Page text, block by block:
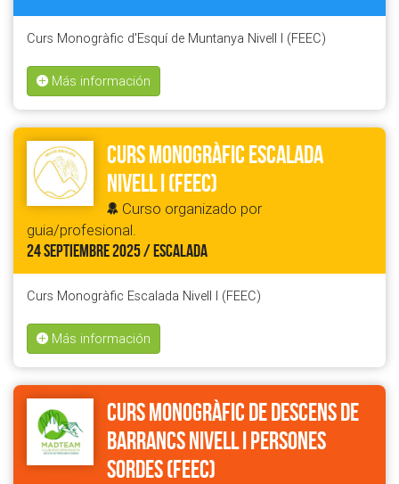
Curs Monogràfic d'Esquí de Muntanya Nivell I (FEEC)
Más información
Curs Monogràfic Escalada
Nivell I (FEEC)
Curso organizado por
guia/profesional.
24 SEPTIEMBRE 2025 / ESCALADA
Curs Monogràfic Escalada Nivell I (FEEC)
Más información
Curs Monogràfic de descens de
barrancs Nivell I Persones
Sordes (FEEC)